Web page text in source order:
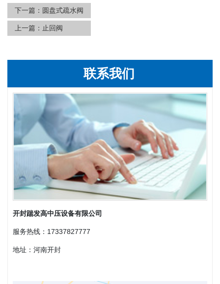
联系我们
开封踹发高中压设备有限公司
服务热线：17337827777
地址：河南开封
下一篇： 圆盘式疏水阀
上一篇： 止回阀